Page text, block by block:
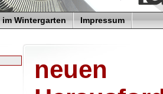
Wintergarten Impressum
neuen